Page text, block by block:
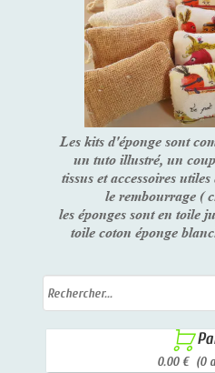
Les kits d'éponge sont
un tuto illustré, un
tissus et accessoires
le rembourrage (
les éponges sont en toile
toile coton éponge

0.00 € (0